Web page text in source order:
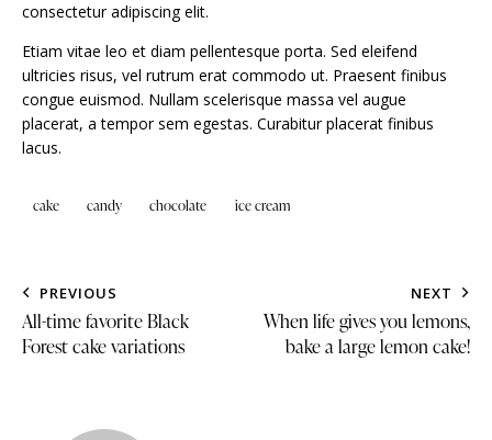
consectetur adipiscing elit.
Etiam vitae leo et diam pellentesque porta. Sed eleifend
ultricies risus, vel rutrum erat commodo ut. Praesent finibus
congue euismod. Nullam scelerisque massa vel augue
placerat, a tempor sem egestas. Curabitur placerat finibus
lacus.
cake candy chocolate ice cream
PREVIOUS
All-time favorite Black
Forest cake variations
NEXT
When life gives you lemons,
bake a large lemon cake!